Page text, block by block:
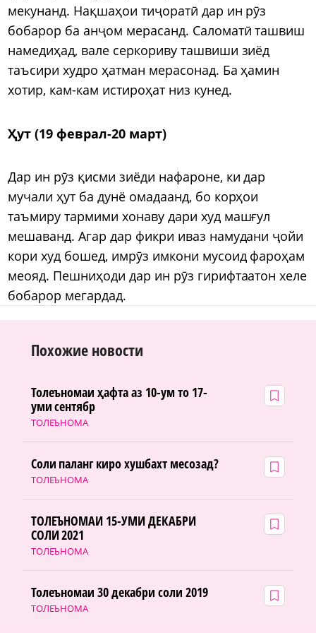
мекунанд. Нақшаҳои тиҷоратӣ дар ин рӯз
бобарор ба анҷом мерасанд. Саломатӣ ташвиш
намедиҳад, вале серкориву ташвиши зиёд
таъсири худро ҳатман мерасонад. Ба ҳамин
хотир, кам-кам истироҳат низ кунед.
Ҳут (19 феврал-20 март)
Дар ин рӯз қисми зиёди нафароне, ки дар
мучали ҳут ба дунё омадаанд, бо корҳои
таъмиру тармими хонаву дари худ машғул
мешаванд. Агар дар фикри иваз намудани ҷойи
кори худ бошед, имрӯз имкони мусоид фароҳам
меояд. Пешниҳоди дар ин рӯз гирифтаатон хеле
бобарор мегардад.
Похожие новости
ТОЛЕЪНОМА
Толеъномаи ҳафта аз 10-ум то 17-
уми сентябр
ТОЛЕЪНОМА
Соли паланг киро хушбахт месозад?
ТОЛЕЪНОМА
ТОЛЕЪНОМАИ 15-УМИ ДЕКАБРИ
СОЛИ 2021
ТОЛЕЪНОМА
Толеъномаи 30 декабри соли 2019